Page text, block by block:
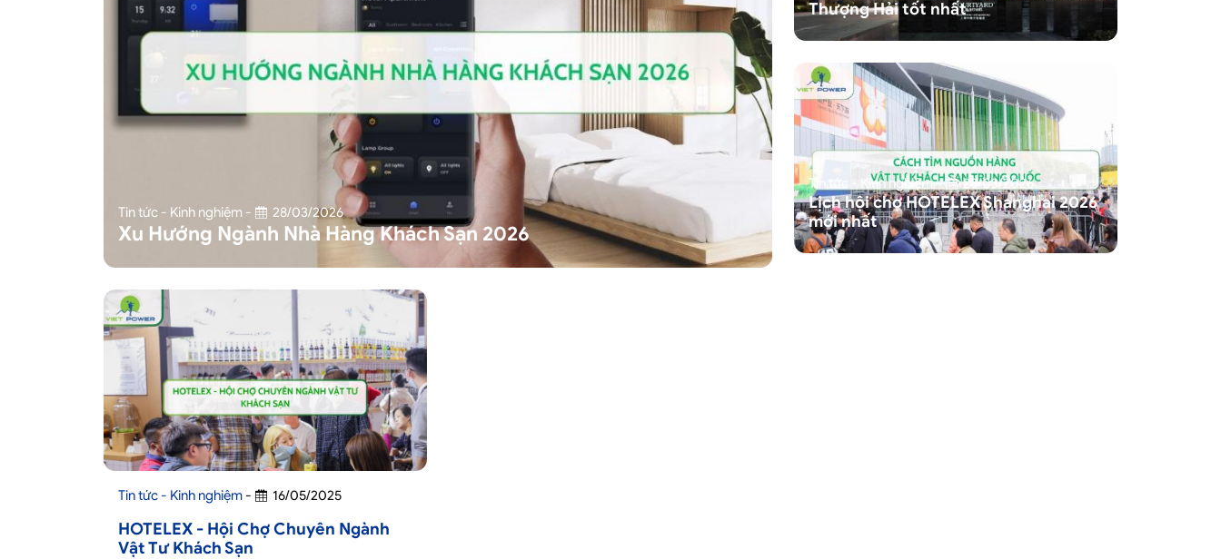
Tin tức - Kinh nghiệm - 28/03/2026
Xu Hướng Ngành Nhà Hàng Khách Sạn 2026
Thượng Hải tốt nhất
Tin tức - Kinh nghiệm- 28/03/2026
Lịch hội chợ HOTELEX Shanghai 2026
mới nhất
Tin tức - Kinh nghiệm - 16/05/2025
HOTELEX - Hội Chợ Chuyên Ngành
Vật Tư Khách Sạn